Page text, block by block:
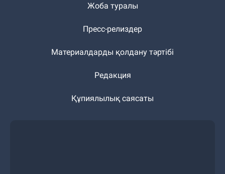
Жоба туралы
Пресс-релиздер
Материалдарды қолдану тәртібі
Редакция
Құпиялылық саясаты